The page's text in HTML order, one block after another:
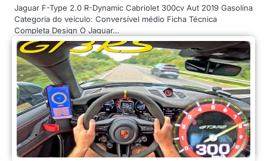
Jaguar F-Type 2.0 R-Dynamic Cabriolet 300cv Aut 2019 Gasolina
Categoria do veículo: Conversível médio Ficha Técnica
Completa Design O Jaguar…